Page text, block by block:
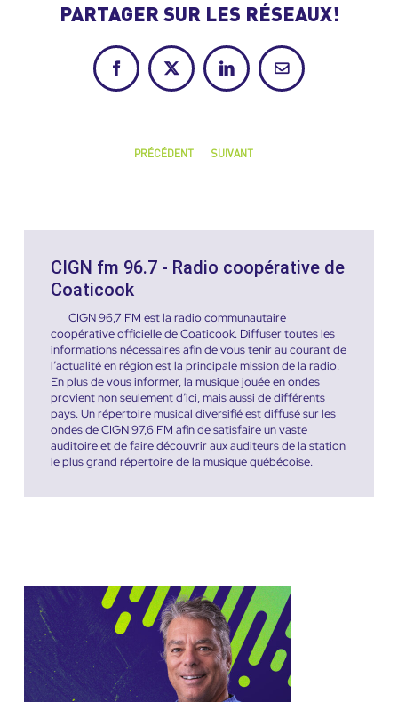
PARTAGER SUR LES RÉSEAUX!
FacebookX LinkedInCourriel
PRÉCÉDENT SUIVANT
CIGN fm 96.7 - Radio coopérative de
Coaticook
CIGN 96,7 FM est la radio communautaire
coopérative officielle de Coaticook. Diffuser toutes les
informations nécessaires afin de vous tenir au courant de
l’actualité en région est la principale mission de la radio.
En plus de vous informer, la musique jouée en ondes
provient non seulement d’ici, mais aussi de différents
pays. Un répertoire musical diversifié est diffusé sur les
ondes de CIGN 97,6 FM afin de satisfaire un vaste
auditoire et de faire découvrir aux auditeurs de la station
le plus grand répertoire de la musique québécoise.